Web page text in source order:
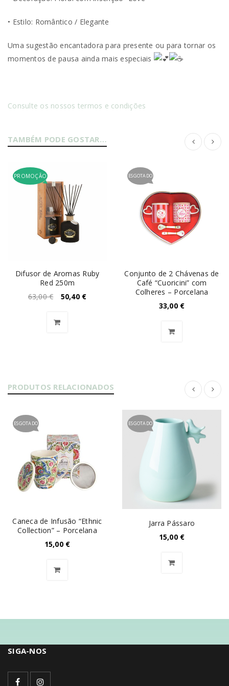
• Estilo: Romântico / Elegante
Uma sugestão encantadora para presente ou para tornar os
momentos de pausa ainda mais especiais
Consulte os nossos termos e condições
TAMBÉM PODE GOSTAR…
PROMOÇÃO
Difusor de Aromas Ruby
Red 250m
63,00€ 50,40 €
ESGOTADO
Conjunto de 2 Chávenas de
Café “Cuoricini” com
Colheres – Porcelana
33,00 €
PRODUTOS RELACIONADOS
ESGOTADO
Caneca de Infusão “Ethnic
Collection” – Porcelana
15,00 €
ESGOTADO
Jarra Pássaro
15,00 €
SIGA-NOS